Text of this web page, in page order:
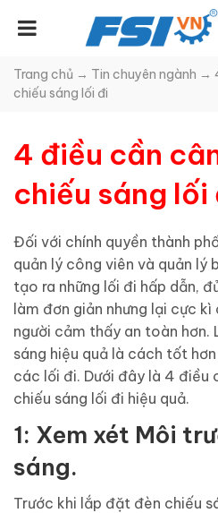
Trang chủ → Tin chuyên ngành →
chiếu sáng lối đi
4 điều cần
chiếu sáng lối
Đối với chính quyền thành
quản lý công viên và quản lý
tạo ra những lối đi hấp dẫn,
làm đơn giản nhưng lại cực
người cảm thấy an toàn hơn.
sáng hiệu quả là cách tốt
các lối đi. Dưới đây là 4 điều
chiếu sáng lối đi hiệu quả.
1: Xem xét Môi
sáng.
Trước khi lắp đặt đèn chiếu